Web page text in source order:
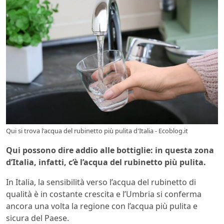
Qui si trova l'acqua del rubinetto più pulita d'Italia - Ecoblog.it
Qui possono dire addio alle bottiglie: in questa zona
d’Italia, infatti, c’è l’acqua del rubinetto più pulita.
In Italia, la sensibilità verso l’acqua del rubinetto di
qualità è in costante crescita e l’Umbria si conferma
ancora una volta la regione con l’acqua più pulita e
sicura del Paese.